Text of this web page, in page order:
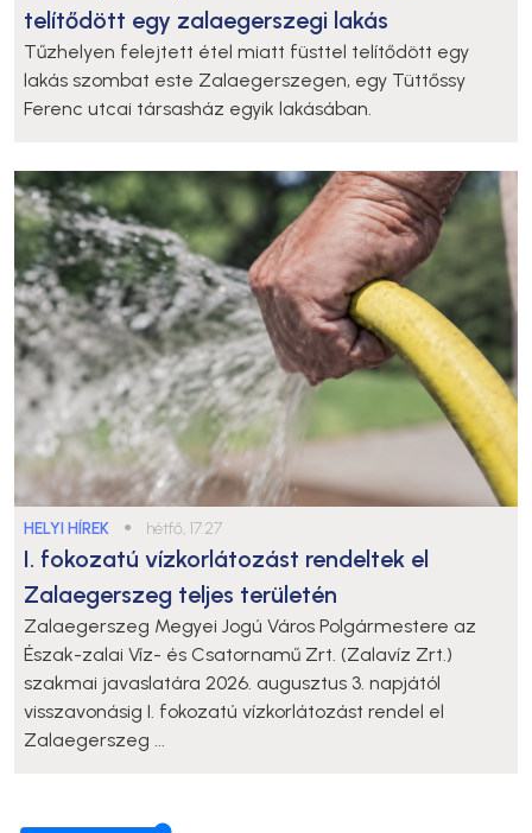
telítődött egy zalaegerszegi lakás
Tűzhelyen felejtett étel miatt füsttel telítődött egy
lakás szombat este Zalaegerszegen, egy Tüttőssy
Ferenc utcai társasház egyik lakásában.
HELYI HÍREK ● hétfő, 17:27
I. fokozatú vízkorlátozást rendeltek el
Zalaegerszeg teljes területén
Zalaegerszeg Megyei Jogú Város Polgármestere az
Észak-zalai Víz- és Csatornamű Zrt. (Zalavíz Zrt.)
szakmai javaslatára 2026. augusztus 3. napjától
visszavonásig I. fokozatú vízkorlátozást rendel el
Zalaegerszeg ...